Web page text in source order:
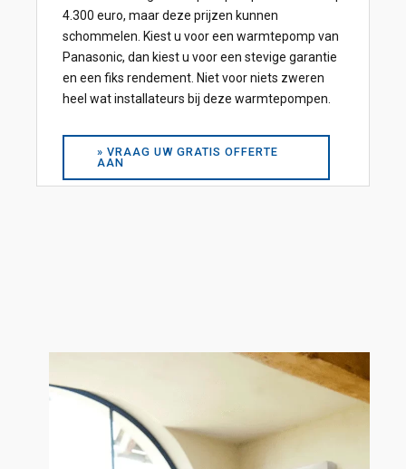
4.300 euro, maar deze prijzen kunnen
schommelen. Kiest u voor een warmtepomp van
Panasonic, dan kiest u voor een stevige garantie
en een fiks rendement. Niet voor niets zweren
heel wat installateurs bij deze warmtepompen.
» VRAAG UW GRATIS OFFERTE
AAN